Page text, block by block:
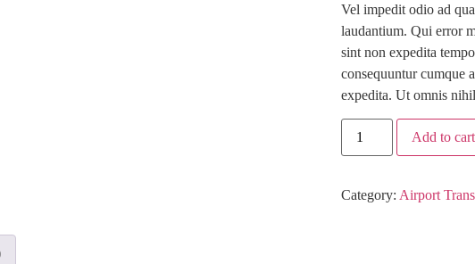
Vel impedit odio ad
laudantium. Qui error
sint non expedita
consequuntur cumque
expedita. Ut omnis
Add to cart
Category: Airport